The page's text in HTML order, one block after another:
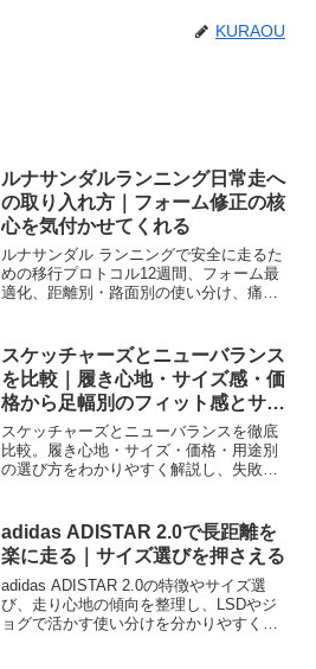
KURAOU
ルナサンダルランニング日常走へ
の取り入れ方｜フォーム修正の核
心を気付かせてくれる
ルナサンダル ランニングで安全に走るた
めの移行プロトコル12週間、フォーム最
適化、距離別・路面別の使い分け、痛み
スケッチャーズとニューバランス
を比較｜履き心地・サイズ感・価
格から足幅別のフィット感とサイ
ズ選びまで検証してみた
スケッチャーズとニューバランスを徹底
比較。履き心地・サイズ・価格・用途別
の選び方をわかりやすく解説し、失敗し
adidas ADISTAR 2.0で長距離を
楽に走る｜サイズ選びを押さえる
adidas ADISTAR 2.0の特徴やサイズ選
び、走り心地の傾向を整理し、LSDやジ
ョグで活かす使い分けを分かりやすくま